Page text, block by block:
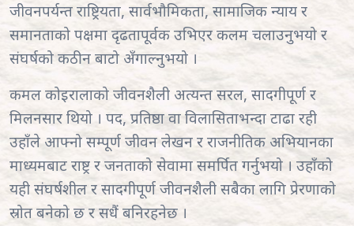
जीवनपर्यन्त राष्ट्रियता, सार्वभौमिकता, सामाजिक न्याय र
समानताको पक्षमा दृढतापूर्वक उभिएर कलम चलाउनुभयो र
संघर्षको कठीन बाटो अँगाल्नुभयो ।
कमल कोइरालाको जीवनशैली अत्यन्त सरल, सादगीपूर्ण र
मिलनसार थियो । पद, प्रतिष्ठा वा विलासिताभन्दा टाढा रही
उहाँले आफ्नो सम्पूर्ण जीवन लेखन र राजनीतिक अभियानका
माध्यमबाट राष्ट्र र जनताको सेवामा समर्पित गर्नुभयो । उहाँको
यही संघर्षशील र सादगीपूर्ण जीवनशैली सबैका लागि प्रेरणाको
स्रोत बनेको छ र सधैं बनिरहनेछ ।